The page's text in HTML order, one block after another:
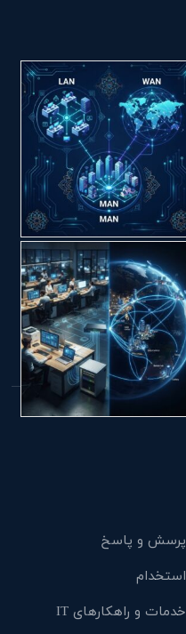
پرسش و پاسخ
استخدام
خدمات و راهکارهای IT